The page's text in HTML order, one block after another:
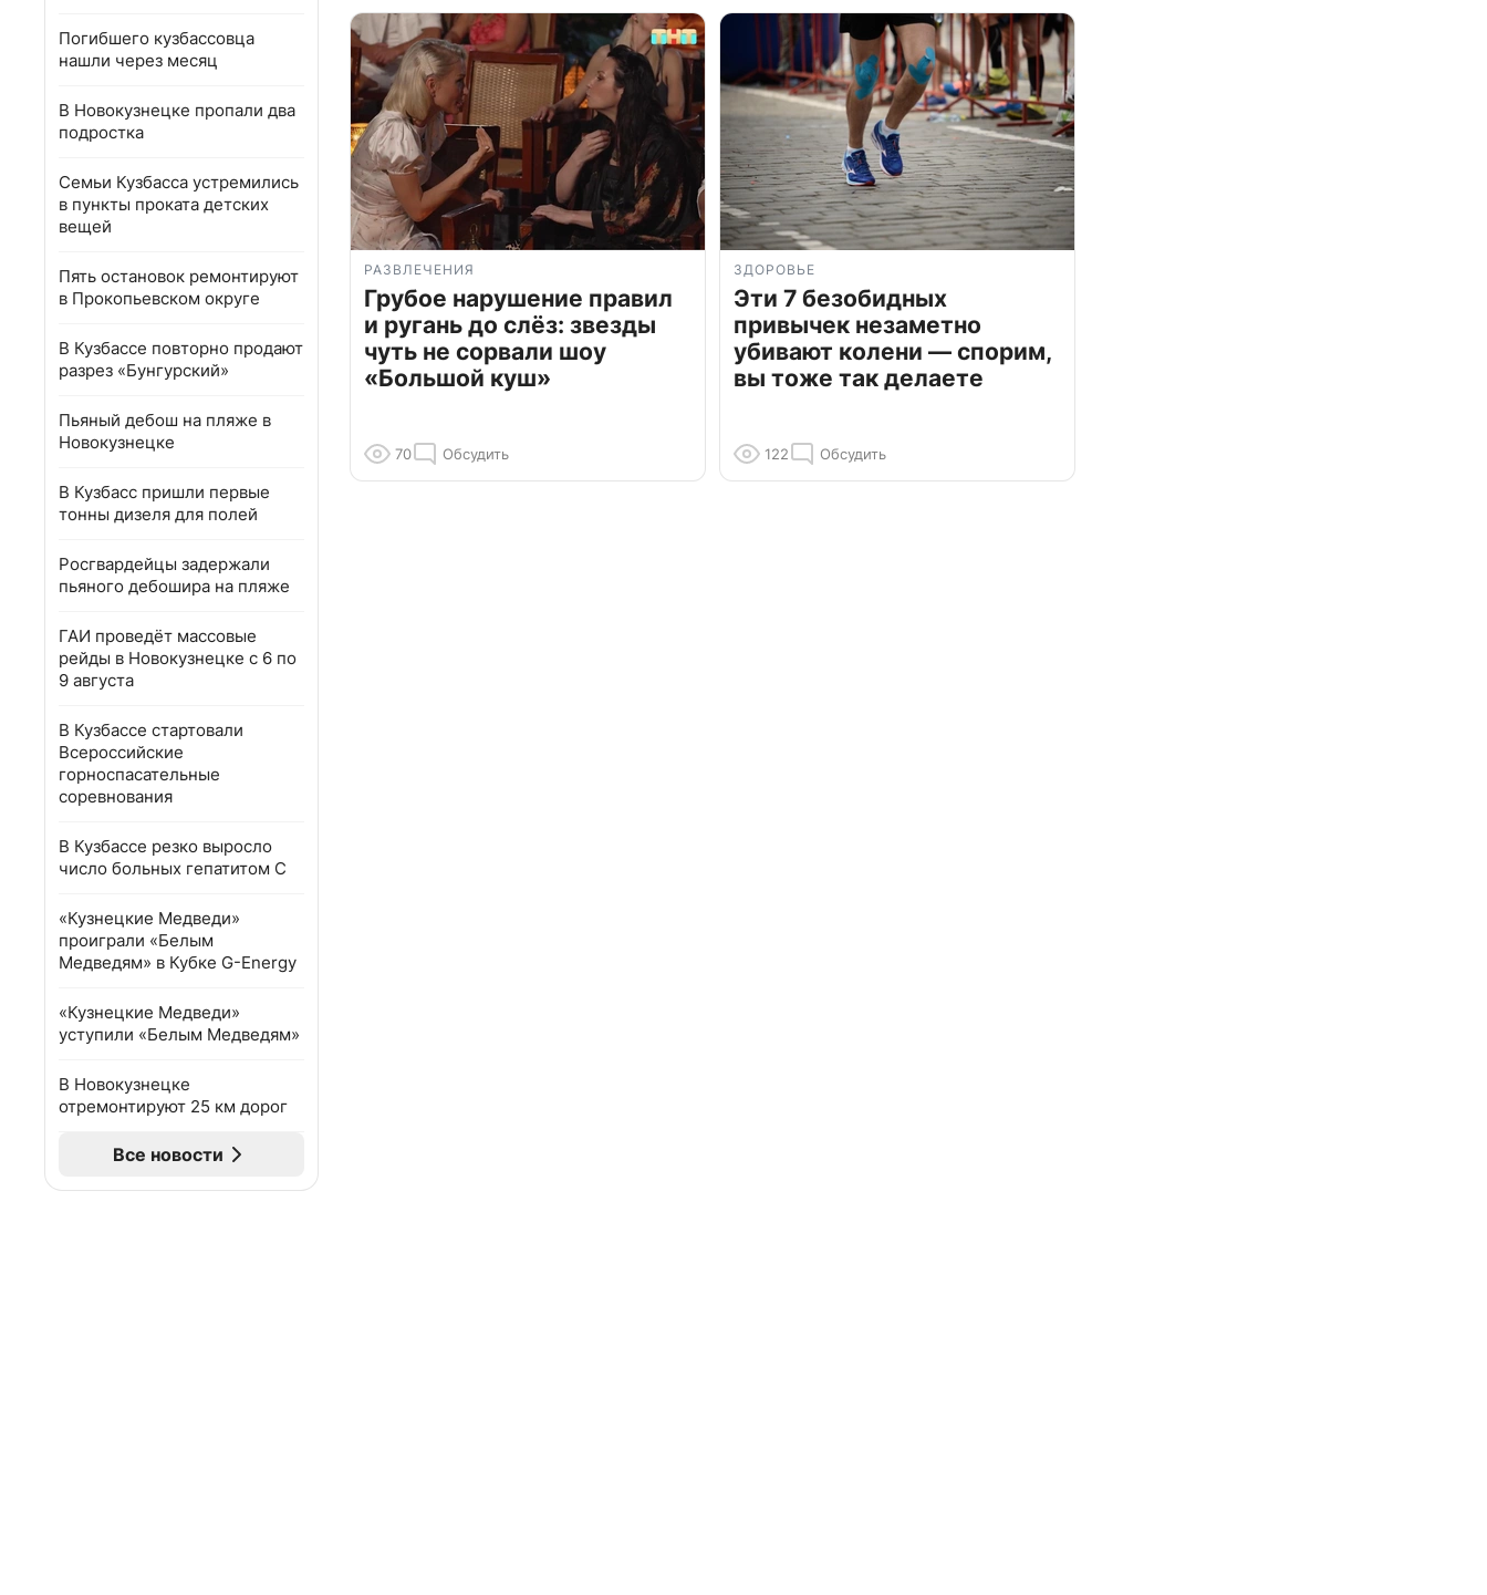
Погибшего кузбассовца
нашли через месяц
В Новокузнецке пропали два
подростка
Семьи Кузбасса устремились
в пункты проката детских
вещей
Пять остановок ремонтируют
в Прокопьевском округе
В Кузбассе повторно продают
разрез «Бунгурский»
Пьяный дебош на пляже в
Новокузнецке
В Кузбасс пришли первые
тонны дизеля для полей
Росгвардейцы задержали
пьяного дебошира на пляже
ГАИ проведёт массовые
рейды в Новокузнецке с 6 по
9 августа
В Кузбассе стартовали
Всероссийские
горноспасательные
соревнования
В Кузбассе резко выросло
число больных гепатитом С
«Кузнецкие Медведи»
проиграли «Белым
Медведям» в Кубке G-Energy
«Кузнецкие Медведи»
уступили «Белым Медведям»
В Новокузнецке
отремонтируют 25 км дорог
Все новости
РАЗВЛЕЧЕНИЯ
Грубое нарушение правил
и ругань до слёз: звезды
чуть не сорвали шоу
«Большой куш»
70 Обсудить
ЗДОРОВЬЕ
Эти 7 безобидных
привычек незаметно
убивают колени — спорим,
вы тоже так делаете
122 Обсудить